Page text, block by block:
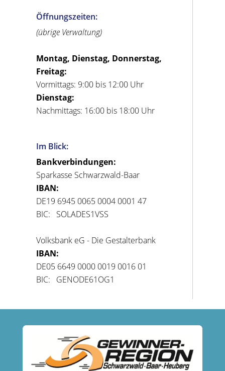
Öffnungszeiten:
(übrige Verwaltung)
Montag, Dienstag, Donnerstag,
Freitag:
Vormittags: 9:00 bis 12:00 Uhr
Dienstag:
Nachmittags: 16:00 bis 18:00 Uhr
Im Blick:
Bankverbindungen:
Sparkasse Schwarzwald-Baar
IBAN:
DE19 6945 0065 0004 0001 47
BIC: SOLADES1VSS
Volksbank eG - Die Gestalterbank
IBAN:
DE05 6649 0000 0019 0016 01
BIC: GENODE61OG1